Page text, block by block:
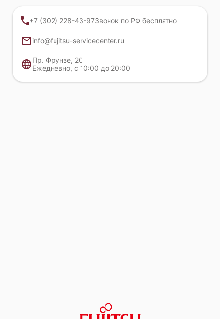
Fujitsu Primergy GX2570 M6
+7 (302) 228-43-97Звонок по РФ бесплатно
info@fujitsu-servicecenter.ru
Пр. Фрунзе, 20
Ежедневно, с 10:00 до 20:00